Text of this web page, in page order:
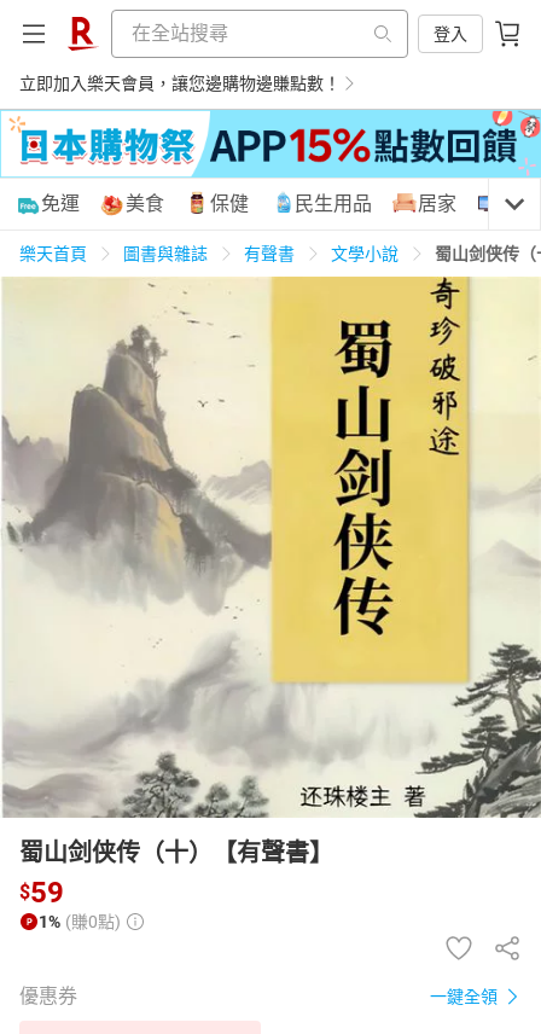
登入
立即加入樂天會員，讓您邊購物邊賺點數！
購物網分類
美食蛋糕 養生保健 民生用品
居家生活 親子玩具
女裝 男裝 化妝保養
免運 美食 保健 民生用品 居家 3C
樂天首頁 圖書與雜誌 有聲書 文學小說 蜀山剑侠传
蜀山剑侠传（十）【有聲書】
$59
1% (賺0點)
優惠券 一鍵全領